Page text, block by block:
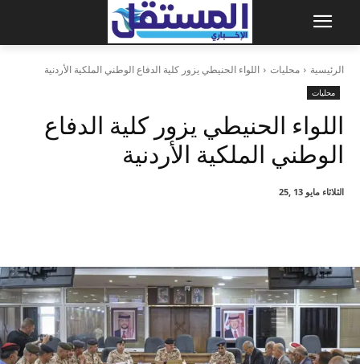
الرئيسية محليات اللواء الحنيطي يزور كلية الدفاع الوطني الملكية الأردنية
محليات
اللواء الحنيطي يزور كلية الدفاع
الوطني الملكية الأردنية
الثلاثاء مايو 13 ,25